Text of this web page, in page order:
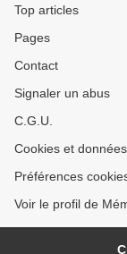
Top articles
Pages
Contact
Signaler un abus
C.G.U.
Cookies et
Préférences
Voir le profil de